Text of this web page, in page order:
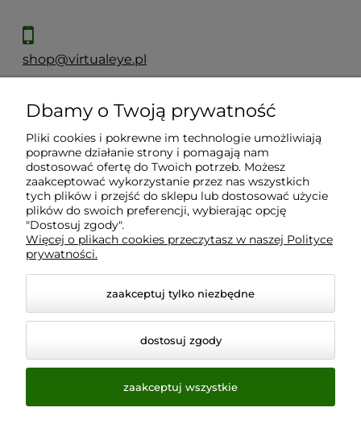
shop@virtualeye.pl
Moje konto
Płatności i dostawa
Informacje
O nas
Dbamy o Twoją prywatność
Pliki cookies i pokrewne im technologie umożliwiają
poprawne działanie strony i pomagają nam
dostosować ofertę do Twoich potrzeb. Możesz
zaakceptować wykorzystanie przez nas wszystkich
tych plików i przejść do sklepu lub dostosować użycie
plików do swoich preferencji, wybierając opcję
"Dostosuj zgody".
Więcej o plikach cookies przeczytasz w naszej Polityce
prywatności.
zaakceptuj tylko niezbędne
dostosuj zgody
zaakceptuj wszystkie